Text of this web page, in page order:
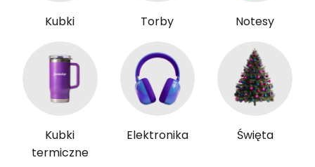
Kubki Torby Notesy
Kubki
termiczne
Elektronika Święta